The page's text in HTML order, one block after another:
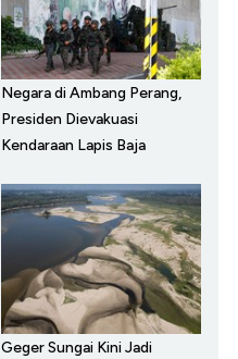
Negara di Ambang Perang,
Presiden Dievakuasi
Kendaraan Lapis Baja
Geger Sungai Kini Jadi